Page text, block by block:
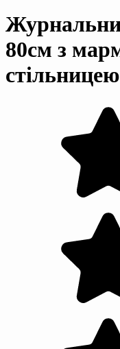
80см з